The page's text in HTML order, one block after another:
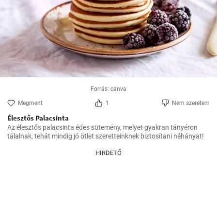
Forrás: canva
Megment 1 Nem szeretem
Élesztős Palacsinta
Az élesztős palacsinta édes sütemény, melyet gyakran tányéron
HIRDETŐ